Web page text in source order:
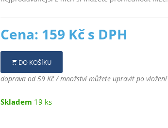
Cena: 159 Kč s DPH
DO KOŠÍKU
doprava od 59 Kč / množství můžete upravit po vložení
Skladem 19 ks